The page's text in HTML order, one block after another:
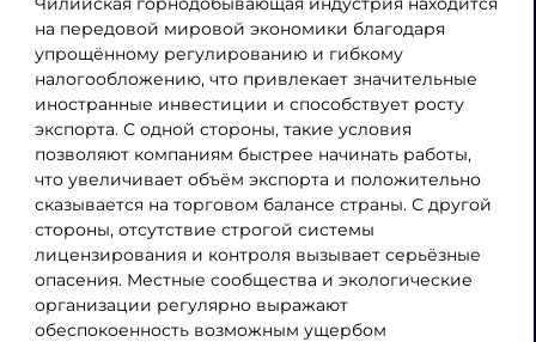
на передовой мировой экономики благодаря
упрощённому регулированию и гибкому
налогообложению, что привлекает значительные
иностранные инвестиции и способствует росту
экспорта. С одной стороны, такие условия
позволяют компаниям быстрее начинать работы,
что увеличивает объём экспорта и положительно
сказывается на торговом балансе страны. С другой
стороны, отсутствие строгой системы
лицензирования и контроля вызывает серьёзные
опасения. Местные сообщества и экологические
организации регулярно выражают
обеспокоенность возможным ущербом